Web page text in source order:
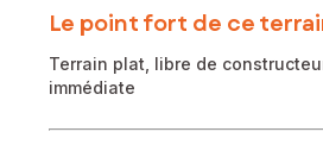
Le point fort de ce
Terrain plat, libre de
immédiate